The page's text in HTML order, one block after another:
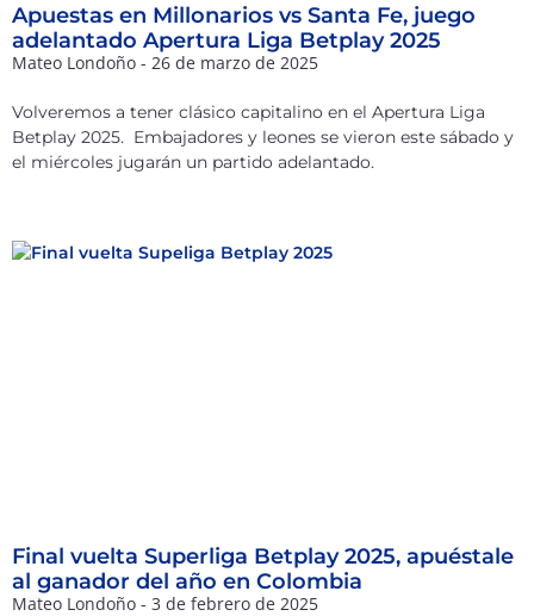
Apuestas en Millonarios vs Santa Fe, juego
adelantado Apertura Liga Betplay 2025
Mateo Londoño 26 de marzo de 2025
Volveremos a tener clásico capitalino en el Apertura Liga
Betplay 2025. Embajadores y leones se vieron este sábado y
el miércoles jugarán un partido adelantado.
Final vuelta Superliga Betplay 2025, apuéstale
al ganador del año en Colombia
Mateo Londoño 3 de febrero de 2025